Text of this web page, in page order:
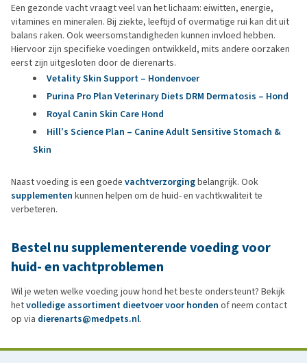
Een gezonde vacht vraagt veel van het lichaam: eiwitten, energie,
vitamines en mineralen. Bij ziekte, leeftijd of overmatige rui kan dit uit
balans raken. Ook weersomstandigheden kunnen invloed hebben.
Hiervoor zijn specifieke voedingen ontwikkeld, mits andere oorzaken
eerst zijn uitgesloten door de dierenarts.
Vetality Skin Support – Hondenvoer
Purina Pro Plan Veterinary Diets DRM Dermatosis – Hond
Royal Canin Skin Care Hond
Hill’s Science Plan – Canine Adult Sensitive Stomach &
Skin
Naast voeding is een goede vachtverzorgingbelangrijk. Ook
supplementen kunnen helpen om de huid- en vachtkwaliteit te
verbeteren.
Bestel nu supplementerende voeding voor
huid- en vachtproblemen
Wil je weten welke voeding jouw hond het beste ondersteunt? Bekijk
hetvolledige assortiment dieetvoer voor honden of neem contact
op via dierenarts@medpets.nl.